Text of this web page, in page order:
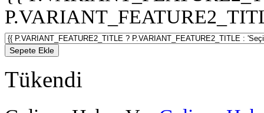
Sepete Ekle
Tükendi